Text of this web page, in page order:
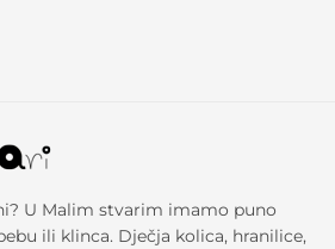
U Malim stvarim imamo puno
ili klinca. Dječja kolica, hranilice,